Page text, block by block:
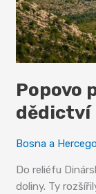
Popovo
dědictví
Bosna a
Do reliéfu
doliny. Ty